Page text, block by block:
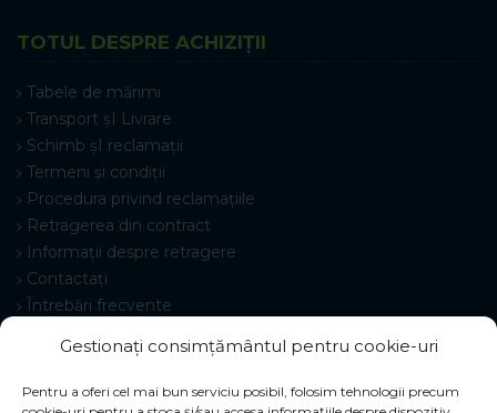
Gestionați consimțământul pentru cookie-uri
Pentru a oferi cel mai bun serviciu posibil, folosim tehnologii precum
TOTUL DESPRE ACHIZIȚII
Tabele de mărimi
Transport șI Livrare
Schimb șI reclamații
Termeni și condiții
Procedura privind reclamațiile
Retragerea din contract
Informații despre retragere
Contactați
Întrebări frecvente